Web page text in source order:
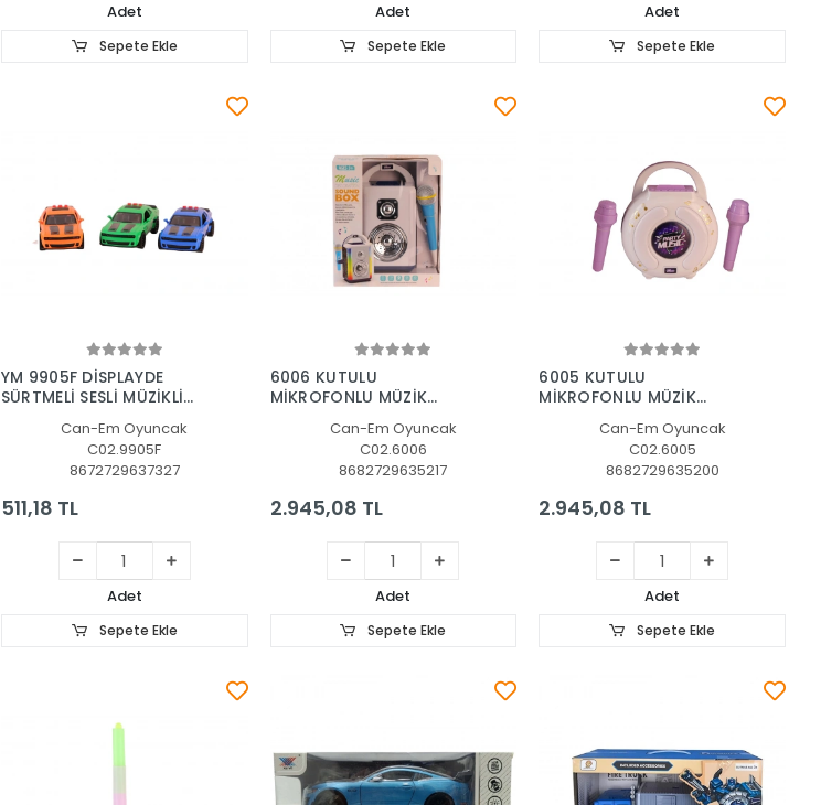
Adet
Sepete Ekle
Adet
Sepete Ekle
Adet
Sepete Ekle
Sepete Ekle
YM 9905F DİSPLAYDE
SÜRTMELİ SESLİ MÜZİKLİ
Can-Em Oyuncak
C02.9905F
8672729637327
511,18 TL
Adet
Sepete Ekle
Sepete Ekle
6006 KUTULU
MİKROFONLU MÜZİK
Can-Em Oyuncak
C02.6006
8682729635217
2.945,08 TL
Adet
Sepete Ekle
Sepete Ekle
6005 KUTULU
MİKROFONLU MÜZİK
Can-Em Oyuncak
C02.6005
8682729635200
2.945,08 TL
Adet
Sepete Ekle